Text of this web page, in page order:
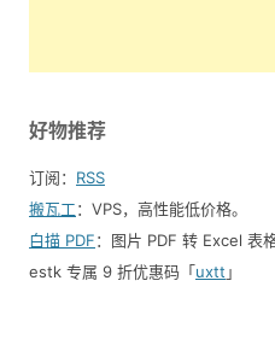
好物推荐
订阅： RSS
搬瓦工：VPS，高性能低价格。️
白描 PDF：图片 PDF 转 Excel 表
estk 专属 9 折优惠码「uxtt 」